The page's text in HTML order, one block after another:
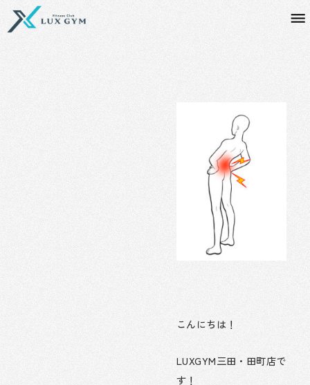
こんにちは！
LUXGYM三田・田町店で
す！